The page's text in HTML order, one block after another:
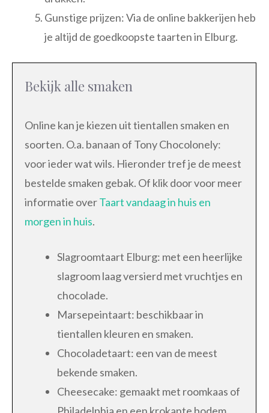
Gunstige prijzen: Via de online bakkerijen heb
je altijd de goedkoopste taarten in Elburg.
Bekijk alle smaken
Online kan je kiezen uit tientallen smaken en
soorten. O.a. banaan of Tony Chocolonely:
voor ieder wat wils. Hieronder tref je de meest
bestelde smaken gebak. Of klik door voor meer
informatie overTaart vandaag in huis en
morgen in huis.
Slagroomtaart Elburg: met een heerlijke
slagroom laag versierd met vruchtjes en
chocolade.
Marsepeintaart: beschikbaar in
tientallen kleuren en smaken.
Chocoladetaart: een van de meest
bekende smaken.
Cheesecake: gemaakt met roomkaas of